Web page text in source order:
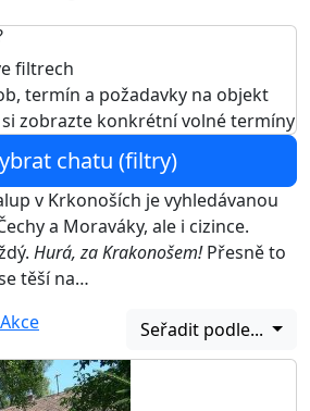
filtrech
termín a požadavky na objekt
zobrazte konkrétní volné termíny
chatu (filtry)
v Krkonoších je vyhledávanou
a Moraváky, ale i cizince.
Hurá, za Krakonošem!Přesně to
těší na…
Akce Seřadit podle...